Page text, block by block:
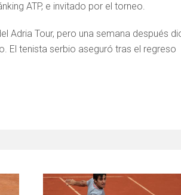
ATP, e invitado por el torneo.
Adria Tour, pero una semana después
El tenista serbio aseguró tras el regreso